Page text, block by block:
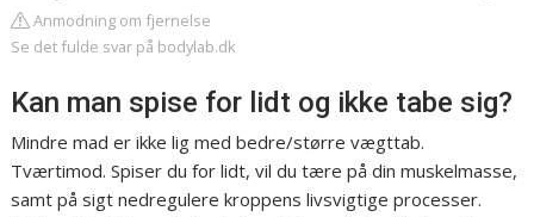
Anmodning om fjernelse
Se det fulde svar på bodylab.dk
Kan man spise for lidt og ikke tabe sig?
Mindre mad er ikke lig med bedre/større vægttab.
Tværtimod. Spiser du for lidt, vil du tære på din muskelmasse,
samt på sigt nedregulere kroppens livsvigtige processer.